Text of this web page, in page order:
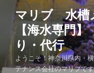
マリブ 水槽
【海水専門
り・代行
ようこそ！神奈川県内・
テナンス会社のマリブで